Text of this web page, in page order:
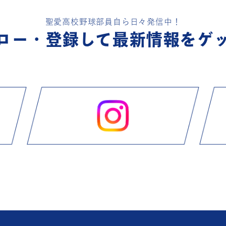
聖愛高校野球部員自ら日々発信中！
ー・登録して最新情報をゲ